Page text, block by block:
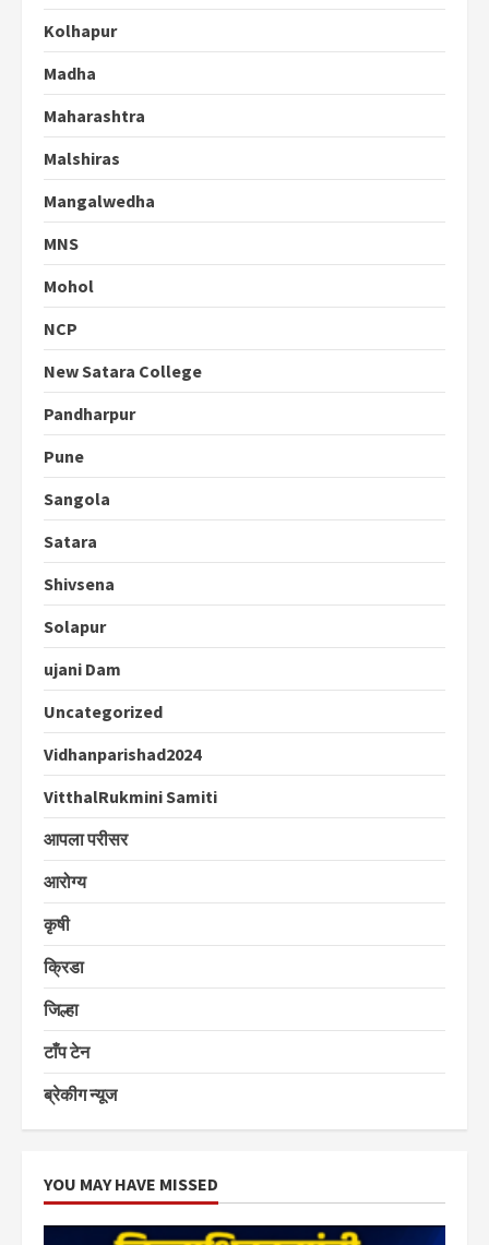
Kolhapur
Madha
Maharashtra
Malshiras
Mangalwedha
MNS
Mohol
NCP
New Satara College
Pandharpur
Pune
Sangola
Satara
Shivsena
Solapur
ujani Dam
Uncategorized
Vidhanparishad2024
VitthalRukmini Samiti
आपला परीसर
आरोग्य
कृषी
क्रिडा
जिल्हा
टाँप टेन
ब्रेकीग न्यूज
YOU MAY HAVE MISSED